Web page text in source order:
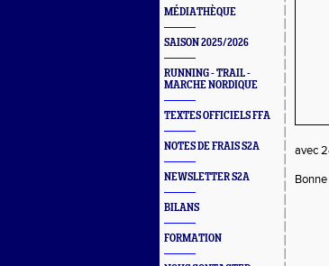
MÉDIATHÈQUE
SAISON 2025/2026
RUNNING - TRAIL -
MARCHE NORDIQUE
TEXTES OFFICIELS FFA
NOTES DE FRAIS S2A
NEWSLETTER S2A
BILANS
FORMATION
avec